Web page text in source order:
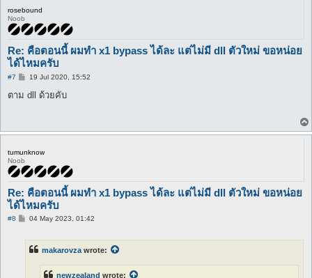
rosebound
Noob
Re: คือตอนนี้ ผมทำ x1 bypass ได้ละ แต่ไม่มี dll ตัวใหม่ ขอหน่อย
ได้ไหมครับ
#7
P
s
19 Jul 2020, 15:52
ตาม dll ด้วยคับ
tumunknow
Noob
Re: คือตอนนี้ ผมทำ x1 bypass ได้ละ แต่ไม่มี dll ตัวใหม่ ขอหน่อย
ได้ไหมครับ
#8
P04 May 2023, 01:42
makarovza wrote:
newzealand wrote: